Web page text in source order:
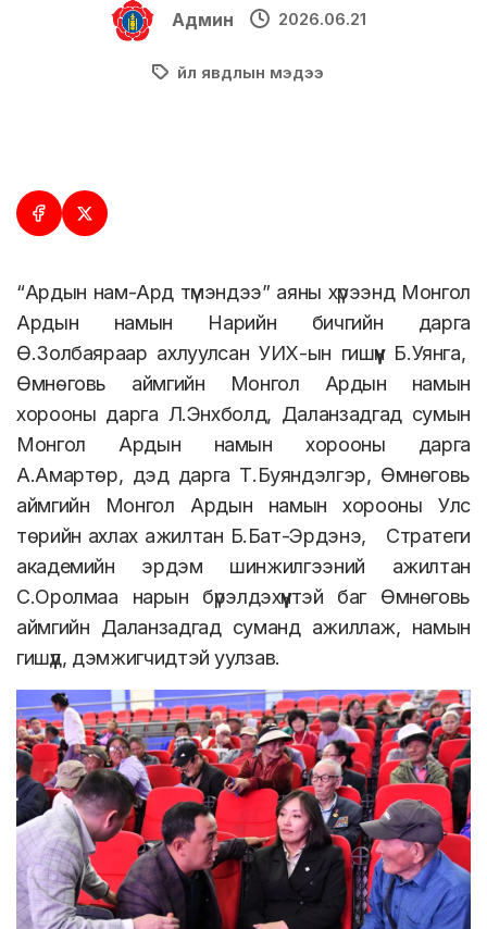
Админ 2026.06.21
Үйл явдлын мэдээ
“Ардын нам-Ард түмэндээ” аяны хүрээнд Монгол
Ардын намын Нарийн бичгийн дарга
Ө.Золбаяраар ахлуулсан УИХ-ын гишүүн Б.Уянга,
Өмнөговь аймгийн Монгол Ардын намын
хорооны дарга Л.Энхболд, Даланзадгад сумын
Монгол Ардын намын хорооны дарга
А.Амартөр, дэд дарга Т.Буяндэлгэр, Өмнөговь
аймгийн Монгол Ардын намын хорооны Улс
төрийн ахлах ажилтан Б.Бат-Эрдэнэ, Стратеги
академийн эрдэм шинжилгээний ажилтан
С.Оролмаа нарын бүрэлдэхүүнтэй баг Өмнөговь
аймгийн Даланзадгад суманд ажиллаж, намын
гишүүд, дэмжигчидтэй уулзав.